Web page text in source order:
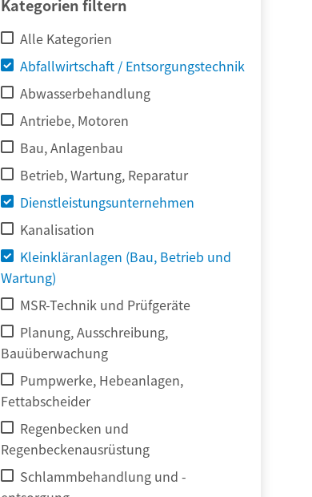
Kategorien filtern
Alle Kategorien
Abfallwirtschaft / Entsorgungstechnik
Abwasserbehandlung
Antriebe, Motoren
Bau, Anlagenbau
Betrieb, Wartung, Reparatur
Dienstleistungsunternehmen
Kanalisation
Kleinkläranlagen (Bau, Betrieb und
Wartung)
MSR-Technik und Prüfgeräte
Planung, Ausschreibung,
Bauüberwachung
Pumpwerke, Hebeanlagen,
Fettabscheider
Regenbecken und
Regenbeckenausrüstung
Schlammbehandlung und -